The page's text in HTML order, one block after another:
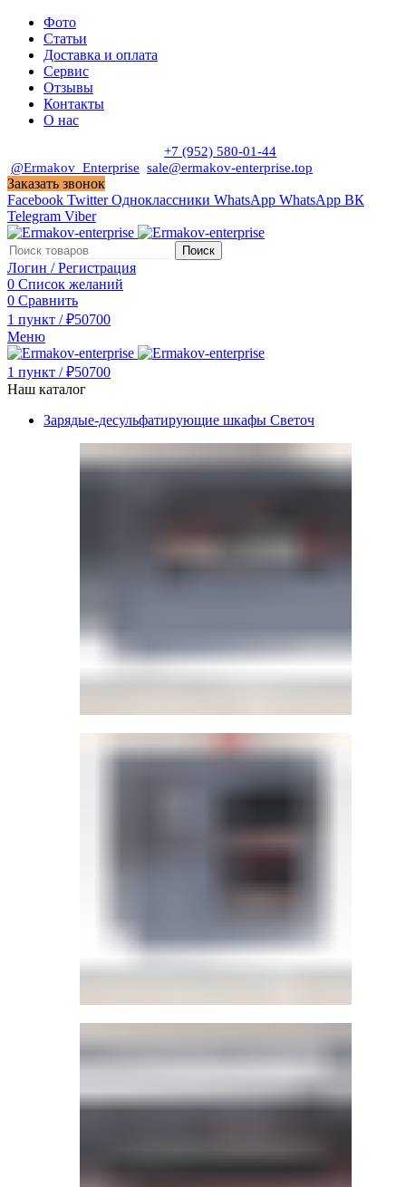
Фото
Статьи
Доставка и оплата
Сервис
Отзывы
Контакты
О нас
+7 (952) 580-01-44
@Ermakov_Enterprise sale@ermakov-enterprise.top
Заказать звонок
Facebook Twitter Одноклассники WhatsApp WhatsApp ВК
Telegram Viber
Поиск
Логин / Регистрация
0 Список желаний
0 Сравнить
1 пункт / ₽50700
Меню
1 пункт / ₽50700
Наш каталог
Зарядые-десульфатирующие шкафы Светоч